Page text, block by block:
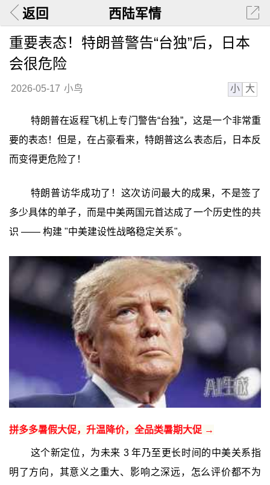
返回 西陆军情
重要表态！特朗普警告“台独”后，日本
会很危险
2026-05-17 小鸟 小 大
特朗普在返程飞机上专门警告“台独”，这是一个非常重
要的表态！但是，在占豪看来，特朗普这么表态后，日本反
而变得更危险了！
特朗普访华成功了！这次访问最大的成果，不是签了
多少具体的单子，而是中美两国元首达成了一个历史性的共
识 —— 构建 "中美建设性战略稳定关系"。
拼多多暑假大促，升温降价，全品类暑期大促 →
这个新定位，为未来 3 年乃至更长时间的中美关系指
明了方向，其意义之重大、影响之深远，怎么评价都不为